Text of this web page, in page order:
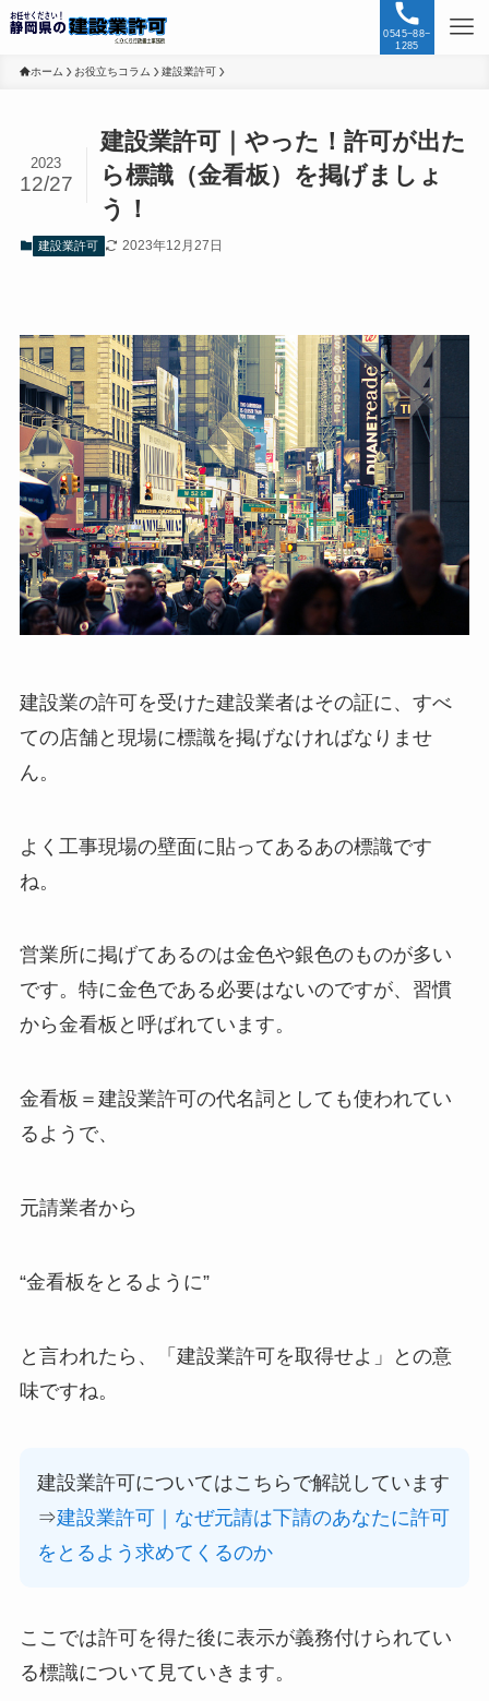
0545−88−
1285
ホーム お役立ちコラム 建設業許可
建設業許可｜やった！許可が出た
ら標識（金看板）を掲げましょ
う！
2023
12/27
建設業許可 2023年12月27日
建設業の許可を受けた建設業者はその証に、すべ
ての店舗と現場に標識を掲げなければなりませ
ん。
よく工事現場の壁面に貼ってあるあの標識です
ね。
営業所に掲げてあるのは金色や銀色のものが多い
です。特に金色である必要はないのですが、習慣
から金看板と呼ばれています。
金看板＝建設業許可の代名詞としても使われてい
るようで、
元請業者から
“金看板をとるように”
と言われたら、「建設業許可を取得せよ」との意
味ですね。
建設業許可についてはこちらで解説しています
⇒建設業許可｜なぜ元請は下請のあなたに許可
をとるよう求めてくるのか
ここでは許可を得た後に表示が義務付けられてい
る標識について見ていきます。